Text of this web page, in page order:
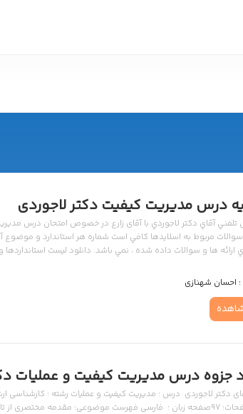
درس مدیریت کیفیت دکتر لاجوردی
آقاي دکتر لاجوردي با آقای زارع در خصوص امتحان درس
مربوط به اسلايدها کافي است شماره هر استاندارد و موضوع
ارائه ها و سوالات داده شده ، نمي باشد. دانلود لیست استانداردها
احسان شهنازی
جزوه درس مدیریت کیفیت و عملیات